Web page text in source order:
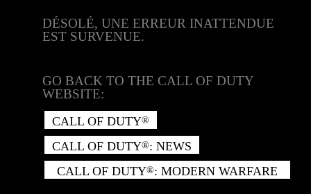
DÉSOLÉ, UNE ERREUR INATTENDUE
EST SURVENUE.
GO BACK TO THE CALL OF DUTY
WEBSITE:
CALL OF DUTY®
CALL OF DUTY®: NEWS
CALL OF DUTY®: MODERN WARFARE